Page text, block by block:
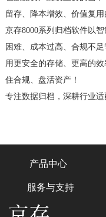
留存、降本增效、价值复用
京存8000系列归档软件以
困难、成本过高、合规不
用更安全的存储、更高的
住合规、盘活资产！
专注数据归档，深耕行业适
产品中心
服务与支持